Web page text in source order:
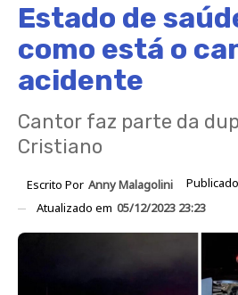
Estado de
como está o
acidente
Cantor faz parte da
Cristiano
Escrito Por Anny Malagolini
Atualizado em 05/12/2023 23:23